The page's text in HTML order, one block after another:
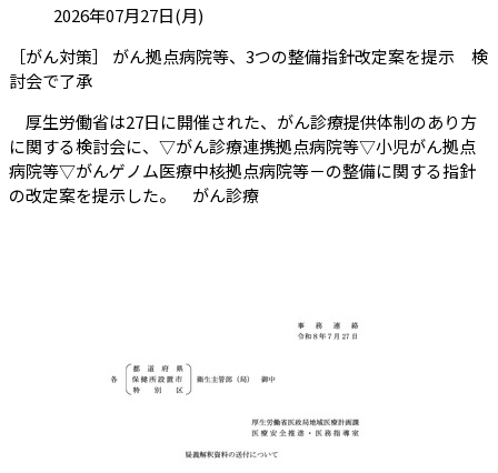
投稿日:2026年07月27日(月)
［がん対策］ がん拠点病院等、3つの整備指針改定案を提示 検
討会で了承（会員限定記事）
厚生労働省は27日に開催された、がん診療提供体制のあり方
に関する検討会に、▽がん診療連携拠点病院等▽小児がん拠点
病院等▽がんゲノム医療中核拠点病院等－の整備に関する指針
の改定案を提示した。 がん診療